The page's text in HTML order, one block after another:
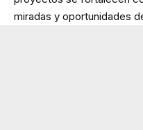
miradas y oportunidades